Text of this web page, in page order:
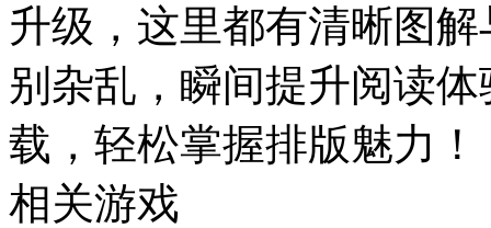
升级，这里都有清晰图
别杂乱，瞬间提升阅读
载，轻松掌握排版魅力！
相关游戏